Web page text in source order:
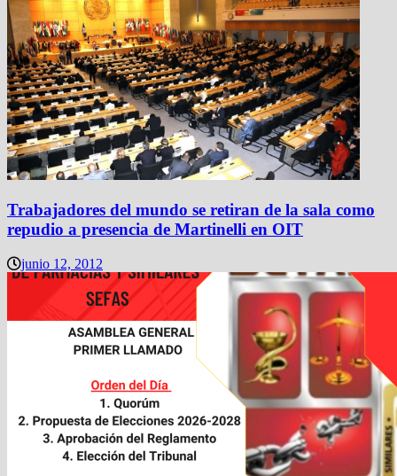
Trabajadores del mundo se retiran de la sala como
repudio a presencia de Martinelli en OIT
junio 12, 2012